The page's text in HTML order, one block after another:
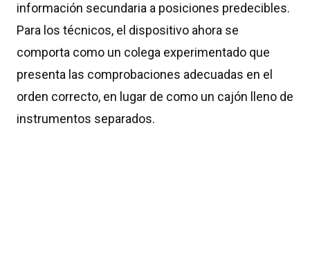
información secundaria a posiciones predecibles.
Para los técnicos, el dispositivo ahora se
comporta como un colega experimentado que
presenta las comprobaciones adecuadas en el
orden correcto, en lugar de como un cajón lleno de
instrumentos separados.